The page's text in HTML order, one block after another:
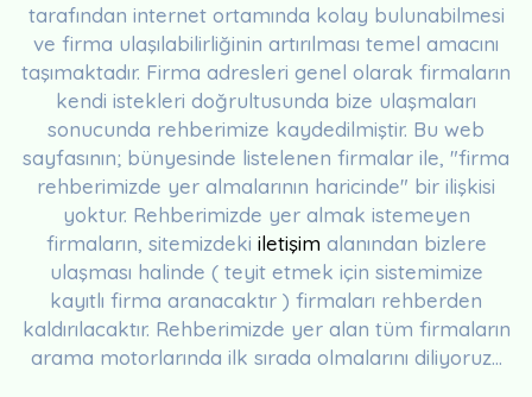
tarafından internet ortamında kolay bulunabilmesi
ve firma ulaşılabilirliğinin artırılması temel amacını
taşımaktadır. Firma adresleri genel olarak firmaların
kendi istekleri doğrultusunda bize ulaşmaları
sonucunda rehberimize kaydedilmiştir. Bu web
sayfasının; bünyesinde listelenen firmalar ile, "firma
rehberimizde yer almalarının haricinde" bir ilişkisi
yoktur. Rehberimizde yer almak istemeyen
firmaların, sitemizdeki iletişim alanından bizlere
ulaşması halinde ( teyit etmek için sistemimize
kayıtlı firma aranacaktır ) firmaları rehberden
kaldırılacaktır. Rehberimizde yer alan tüm firmaların
arama motorlarında ilk sırada olmalarını diliyoruz...